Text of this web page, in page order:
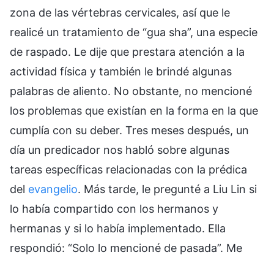
zona de las vértebras cervicales, así que le
realicé un tratamiento de “gua sha”, una especie
de raspado. Le dije que prestara atención a la
actividad física y también le brindé algunas
palabras de aliento. No obstante, no mencioné
los problemas que existían en la forma en la que
cumplía con su deber. Tres meses después, un
día un predicador nos habló sobre algunas
tareas específicas relacionadas con la prédica
del evangelio. Más tarde, le pregunté a Liu Lin si
lo había compartido con los hermanos y
hermanas y si lo había implementado. Ella
respondió: “Solo lo mencioné de pasada”. Me